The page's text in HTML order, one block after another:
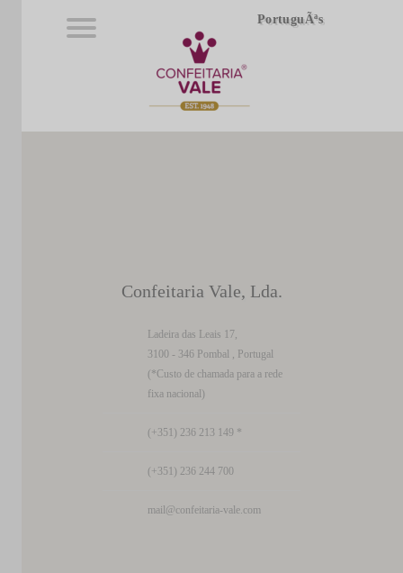
PortuguÃªs
Confeitaria Vale, Lda.
Ladeira das Leais 17,
3100 - 346 Pombal , Portugal
(*Custo de chamada para a rede
fixa nacional)
(+351) 236 213 149 *
(+351) 236 244 700
mail@confeitaria-vale.com